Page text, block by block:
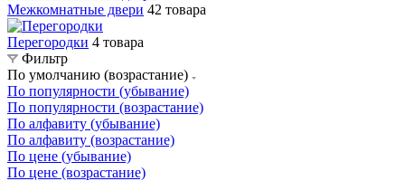
Межкомнатные двери 42 товара
Перегородки 4 товара
Фильтр
По умолчанию (возрастание)
По популярности (убывание)
По популярности (возрастание)
По алфавиту (убывание)
По алфавиту (возрастание)
По цене (убывание)
По цене (возрастание)